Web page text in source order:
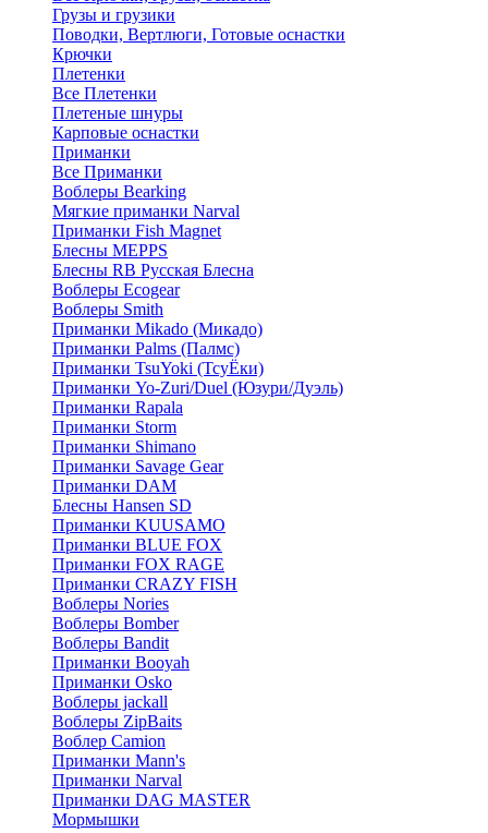
Грузы и грузики
Поводки, Вертлюги, Готовые оснастки
Крючки
Плетенки
Все Плетенки
Плетеные шнуры
Карповые оснастки
Приманки
Все Приманки
Воблеры Bearking
Мягкие приманки Narval
Приманки Fish Magnet
Блесны MEPPS
Блесны RB Русская Блесна
Воблеры Ecogear
Воблеры Smith
Приманки Mikado (Микадо)
Приманки Palms (Палмс)
Приманки TsuYoki (ТсуЁки)
Приманки Yo-Zuri/Duel (Юзури/Дуэль)
Приманки Rapala
Приманки Storm
Приманки Shimano
Приманки Savage Gear
Приманки DAM
Блесны Hansen SD
Приманки KUUSAMO
Приманки BLUE FOX
Приманки FOX RAGE
Приманки CRAZY FISH
Воблеры Nories
Воблеры Bomber
Воблеры Bandit
Приманки Booyah
Приманки Osko
Воблеры jackall
Воблеры ZipBaits
Воблер Camion
Приманки Mann's
Приманки Narval
Приманки DAG MASTER
Мормышки